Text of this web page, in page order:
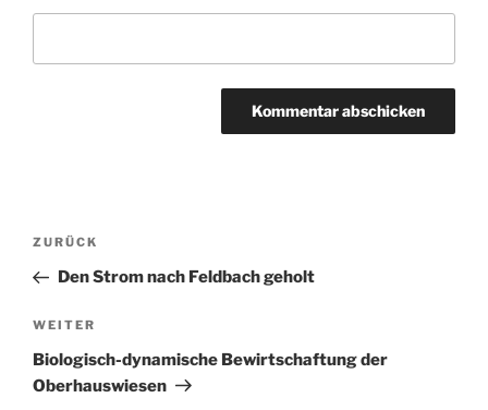
BEITRAGSNAVIGATION
Vorheriger
Beitrag
ZURÜCK
Den Strom nach Feldbach geholt
Nächster
Beitrag
WEITER
Biologisch-dynamische Bewirtschaftung der
Oberhauswiesen